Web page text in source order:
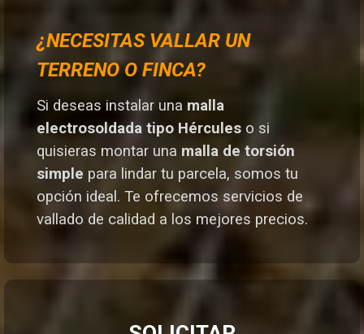
¿NECESITAS VALLAR UN
TERRENO O FINCA?
Si deseas instalar una malla
electrosoldada tipo Hércules o si
quisieras montar una malla de torsión
simple para lindar tu parcela, somos tu
opción ideal. Te ofrecemos servicios de
vallado de calidad a los mejores precios.